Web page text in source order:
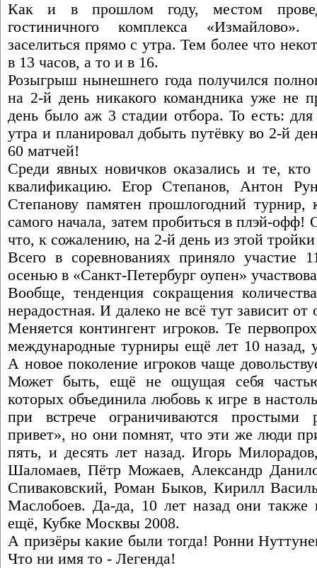
Как и в прошлом году, местом
гостиничного комплекса
заселиться прямо с утра. Тем более что
в 13 часов, а то и в 16.
Розыгрыш нынешнего года получился
на 2-й день никакого командника уже не
день было аж 3 стадии отбора. То есть: для
утра и планировал добыть путёвку во 2-й
60 матчей!
Среди явных новичков оказались и те, кто
квалификацию. Егор Степанов, Антон
Степанову памятен прошлогодний турнир,
самого начала, затем пробиться в плэй-
что, к сожалению, на 2-й день из этой
Всего в соревнованиях приняло участие
осенью в «Санкт-Петербург оупен»
Вообще, тенденция сокращения
нерадостная. И далеко не всё тут зависит от
Меняется контингент игроков. Те
международные турниры ещё лет 10 назад,
А новое поколение игроков чаще
Может быть, ещё не ощущая себя
которых объединила любовь к игре в
при встрече ограничиваются простыми
привет», но они помнят, что эти же люди
пять, и десять лет назад. Игорь
Шаломаев, Пётр Можаев, Александр
Спиваковский, Роман Быков, Кирилл
Маслобоев. Да-да, 10 лет назад они также
ещё, Кубке Москвы 2008.
А призёры какие были тогда! Ронни
Что ни имя то - Легенда!